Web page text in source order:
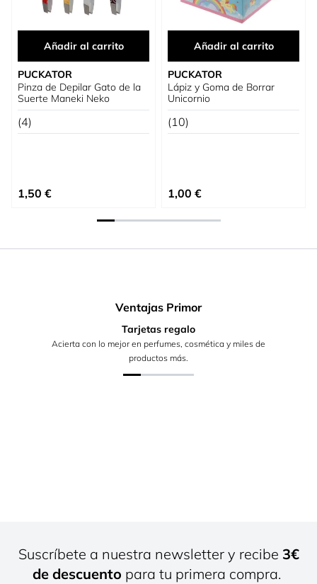
Añadir al carrito
PUCKATOR
Pinza de Depilar Gato de la
Suerte Maneki Neko
(4)
1,50 €
Añadir al carrito
PUCKATOR
Lápiz y Goma de Borrar
Unicornio
(10)
1,00 €
Ventajas Primor
Tarjetas regalo
Acierta con lo mejor en perfumes, cosmética y miles de
productos más.
Suscríbete a nuestra newsletter y recibe 3€
de descuento para tu primera compra.